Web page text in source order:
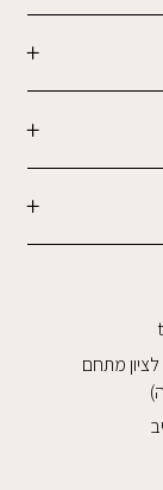
בומה שביט 1 ראשון לציון מתחם